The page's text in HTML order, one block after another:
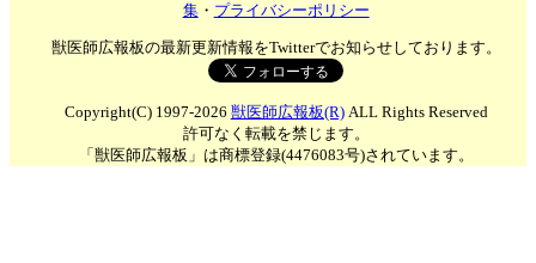
集・ プライバシーポリシー
獣医師広報板の最新更新情報をTwitterでお知らせしております。
Copyright(C) 1997-2026 獣医師広報板(R)ALL Rights Reserved
許可なく転載を禁じます。
「獣医師広報板」は商標登録(4476083号)されています。